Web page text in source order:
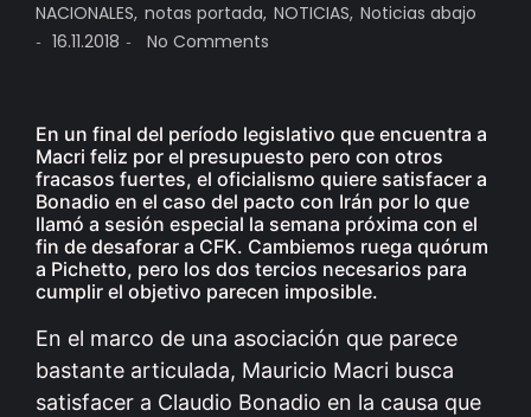
NACIONALES, notas portada, NOTICIAS, Noticias abajo
- 16.11.2018 - No Comments
En un final del período legislativo que encuentra a
Macri feliz por el presupuesto pero con otros
fracasos fuertes, el oficialismo quiere satisfacer a
Bonadio en el caso del pacto con Irán por lo que
llamó a sesión especial la semana próxima con el
fin de desaforar a CFK. Cambiemos ruega quórum
a Pichetto, pero los dos tercios necesarios para
cumplir el objetivo parecen imposible.
En el marco de una asociación que parece
bastante articulada, Mauricio Macri busca
satisfacer a Claudio Bonadio en la causa que